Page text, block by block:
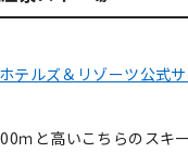
テルズ＆リゾーツ公式
ｍと高いこちらのスキ